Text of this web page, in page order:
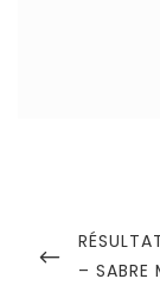
de
l’article
POST
– SABRE